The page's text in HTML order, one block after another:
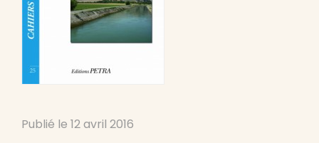
Publié le 12 avril 2016